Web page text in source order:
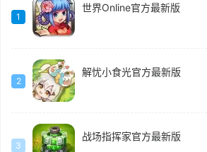
1
世界Online官方最新版
2
解忧小食光官方最新版
3
战场指挥家官方最新版